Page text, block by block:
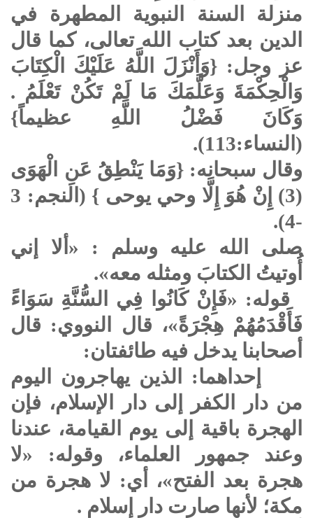
منزلة السنة النبوية المطهرة في
الدين بعد كتاب الله تعالى، كما قال
عز وجل: {وَأَنْزَلَ اللَّهُ عَلَيْكَ الْكِتَابَ
وَالْحِكْمَةَ وَعَلَّمَكَ مَا لَمْ تَكُنْ تَعْلَمُ .
وَكَانَ فَضْلُ اللَّهِ عظيماً}
(النساء:113).
وقال سبحانه: {وَمَا يَنْطِقُ عَنِ الْهَوَى
(3) إِنْ هُوَ إِلَّا وحي يوحى } (النجم: 3
-4).
صلى الله عليه وسلم : «ألا إني
أُوتيتُ الكتابَ ومثله معه».
قوله: «فَإِنْ كَانُوا فِي السُّنَّةِ سَوَاءً
فَأَقْدَمُهُمْ هِجْرَةً»، قال النووي: قال
أصحابنا يدخل فيه طائفتان:
إحداهما: الذين يهاجرون اليوم
من دار الكفر إلى دار الإسلام، فإن
الهجرة باقية إلى يوم القيامة، عندنا
وعند جمهور العلماء، وقوله: «لا
هجرة بعد الفتح»، أي: لا هجرة من
مكة؛ لأنها صارت دار إسلام .